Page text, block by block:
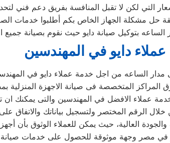
التي لكن لا تقبل المنافسة بفريق دعم فني
حل مشكلة الجهاز الخاص بكم أطلبوا خدمات
بتوكيل صيانة دايو حيث نقوم بصيانة جميع
دايو في المهندسين
مدار الساعه من اجل خدمة عملاء دايو في
المراكز المتخصصة فى صيانة الاجهزة المنزلية
عملاء الافضل في المهندسين والتى يمكنك
الرقم المختصر ولتسجيل بياناتك والاتفاق
في مصر وجهة موثوقة للحصول على خدمات صيانة